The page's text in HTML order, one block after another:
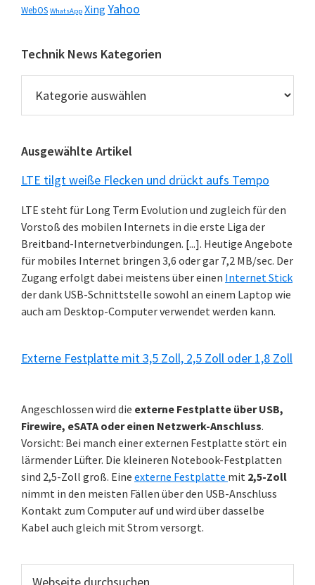
WebOS WhatsApp XingYahoo
Technik News Kategorien
News
Kategorien
Ausgewählte Artikel
LTE tilgt weiße Flecken und drückt aufs Tempo
LTE steht für Long Term Evolution und zugleich für den
Vorstoß des mobilen Internets in die erste Liga der
Breitband-Internetverbindungen. [...]. Heutige Angebote
für mobiles Internet bringen 3,6 oder gar 7,2 MB/sec. Der
Zugang erfolgt dabei meistens über einen Internet Stick
der dank USB-Schnittstelle sowohl an einem Laptop wie
auch am Desktop-Computer verwendet werden kann.
Externe Festplatte mit 3,5 Zoll, 2,5 Zoll oder 1,8 Zoll
Angeschlossen wird die externe Festplatte über USB,
Firewire, eSATA oder einen Netzwerk-Anschluss.
Vorsicht: Bei manch einer externen Festplatte stört ein
lärmender Lüfter. Die kleineren Notebook-Festplatten
sind 2,5-Zoll groß. Eine externe Festplatte mit 2,5-Zoll
nimmt in den meisten Fällen über den USB-Anschluss
Kontakt zum Computer auf und wird über dasselbe
Kabel auch gleich mit Strom versorgt.